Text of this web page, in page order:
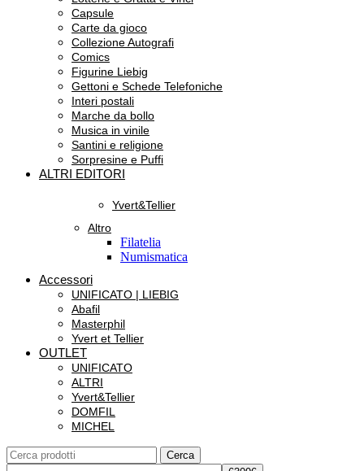
Capsule
Carte da gioco
Collezione Autografi
Comics
Figurine Liebig
Gettoni e Schede Telefoniche
Interi postali
Marche da bollo
Musica in vinile
Santini e religione
Sorpresine e Puffi
ALTRI EDITORI
Yvert&Tellier
Altro
Filatelia
Numismatica
Accessori
UNIFICATO | LIEBIG
Abafil
Masterphil
Yvert et Tellier
OUTLET
UNIFICATO
ALTRI
Yvert&Tellier
DOMFIL
MICHEL
Cerca